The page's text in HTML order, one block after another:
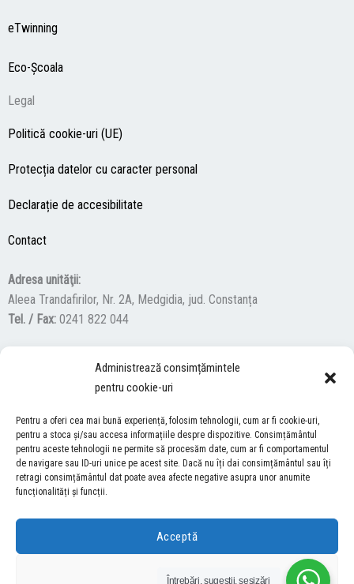
Administrează consimțămintele
pentru cookie-uri
Pentru a oferi cea mai bună experiență, folosim tehnologii, cum ar fi cookie-uri,
pentru a stoca și/sau accesa informațiile despre dispozitive. Consimțământul
pentru aceste tehnologii ne permite să procesăm date, cum ar fi comportamentul
de navigare sau ID-uri unice pe acest site. Dacă nu îți dai consimțământul sau îți
retragi consimțământul dat poate avea afecte negative asupra unor anumite
funcționalități și funcții.
Acceptă
Refuză
eTwinning
Eco-Şcoala
Legal
Politică cookie-uri (UE)
Protecția datelor cu caracter personal
Declarație de accesibilitate
Contact
Adresa unităţii:
Aleea Trandafirilor, Nr. 2A, Medgidia, jud. Constanța
Tel. / Fax: 0241 822 044
F
a
c
e
b
o
k
Y
u
t
u
b
I
s
t
a
g
a
ACCES NEVĂZĂTORI
Descărcați programul NonVisual Desktop Acces, care oferă
persoanelor cu dizabilități vizuale posibilitatea de a consulta site-ul
COPYRIGHT © 2026 ŞCOALA GIMNAZIALĂ “LUCIAN GRIGORESCU” MEDGIDIA
Întrebări, sugestii, sesizări